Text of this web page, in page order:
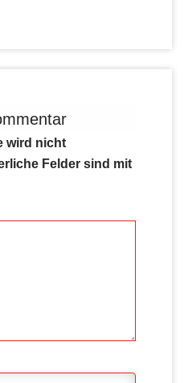
wird nicht
Felder sind mit